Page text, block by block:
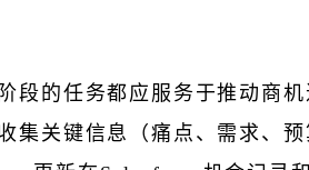
段的任务都应服务于推动商机
集关键信息（痛点、需求、